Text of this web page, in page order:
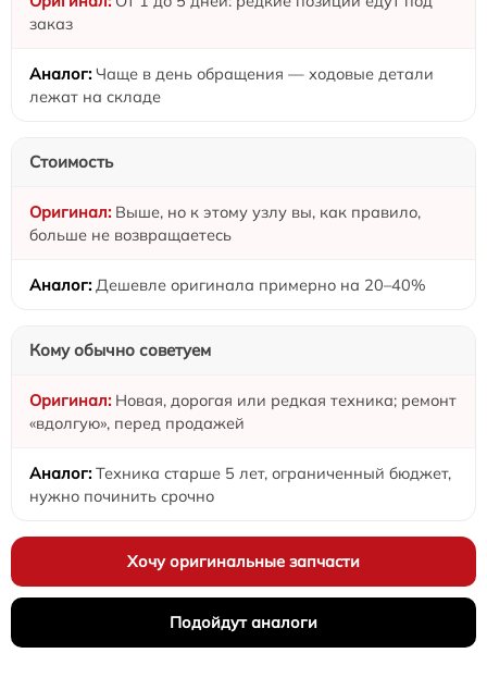
заказ
Чаще в день обращения — ходовые детали
лежат на складе
Стоимость
Выше, но к этому узлу вы, как правило,
больше не возвращаетесь
Дешевле оригинала примерно на 20–40%
Кому обычно советуем
Новая, дорогая или редкая техника; ремонт
«вдолгую», перед продажей
Техника старше 5 лет, ограниченный бюджет,
нужно починить срочно
Хочу оригинальные запчасти
Подойдут аналоги